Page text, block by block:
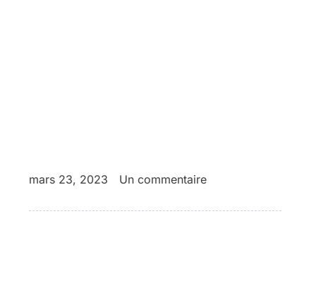
mars 23, 2023 Un commentaire